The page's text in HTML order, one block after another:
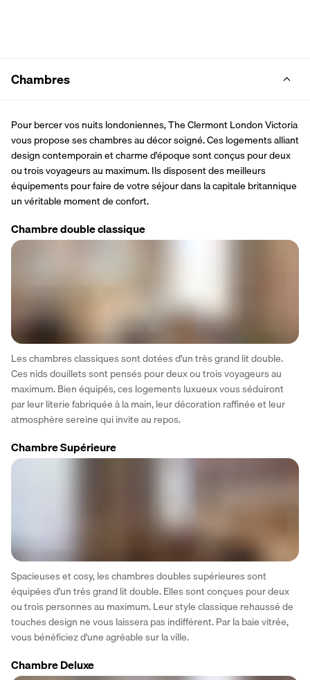
Chambres
Pour bercer vos nuits londoniennes, The Clermont London Victoria
vous propose ses chambres au décor soigné. Ces logements alliant
design contemporain et charme d'époque sont conçus pour deux
ou trois voyageurs au maximum. Ils disposent des meilleurs
équipements pour faire de votre séjour dans la capitale britannique
un véritable moment de confort.
Chambre double classique
Les chambres classiques sont dotées d'un très grand lit double.
Ces nids douillets sont pensés pour deux ou trois voyageurs au
maximum. Bien équipés, ces logements luxueux vous séduiront
par leur literie fabriquée à la main, leur décoration raffinée et leur
atmosphère sereine qui invite au repos.
Chambre Supérieure
Spacieuses et cosy, les chambres doubles supérieures sont
équipées d'un très grand lit double. Elles sont conçues pour deux
ou trois personnes au maximum. Leur style classique rehaussé de
touches design ne vous laissera pas indifférent. Par la baie vitrée,
vous bénéficiez d'une agréable sur la ville.
Chambre Deluxe